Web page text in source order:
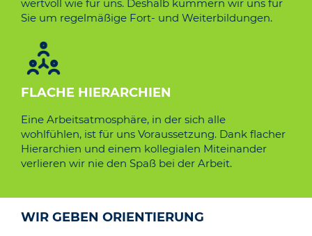
wertvoll wie für uns. Deshalb kümmern wir uns für
Sie um regelmäßige Fort- und Weiterbildungen.
FLACH­E HIERA­RCHIEN
Eine Arbeitsatmosphäre, in der sich alle
wohlfühlen, ist für uns Voraussetzung. Dank flacher
Hierarchien und einem kollegialen Miteinander
verlieren wir nie den Spaß bei der Arbeit.
WIR GEBEN ORIENTIERUNG